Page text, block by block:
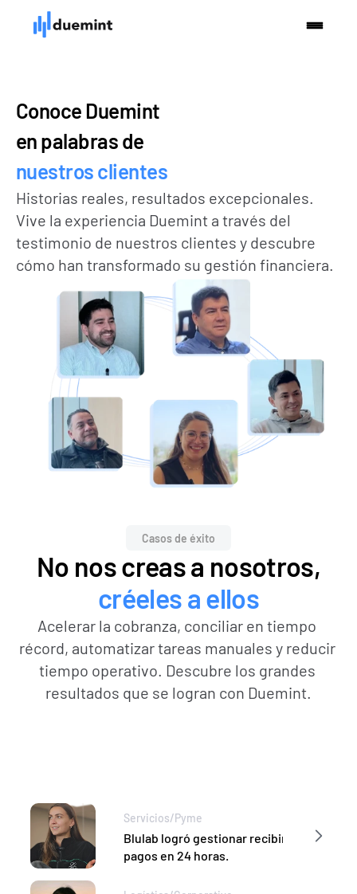
Conoce Duemint
en palabras de
nuestros clientes
Historias reales, resultados excepcionales.
Vive la experiencia Duemint a través del
testimonio de nuestros clientes y descubre
cómo han transformado su gestión financiera.
Casos de éxito
No nos creas a nosotros,
créeles a ellos
Acelerar la cobranza, conciliar en tiempo
récord, automatizar tareas manuales y reducir
tiempo operativo. Descubre los grandes
resultados que se logran con Duemint.
Blulab logró gestionar recibir
pagos en 24 horas.
Servicios/Pyme